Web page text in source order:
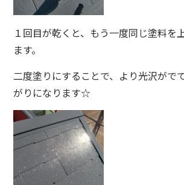
１回目が乾くと、もう一度同じ塗料を
ます。
二度塗りにすることで、より光沢がで
がりになります☆